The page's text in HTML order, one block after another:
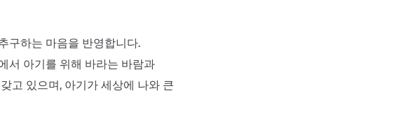
구하는 마음을 반영합니다.
서 아기를 위해 바라는 바람과
고 있으며, 아기가 세상에 나와 큰